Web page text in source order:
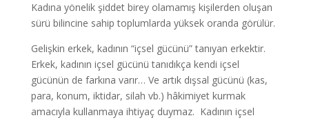
Kadına yönelik şiddet birey olamamış kişilerden oluşan
sürü bilincine sahip toplumlarda yüksek oranda görülür.
Gelişkin erkek, kadının “içsel gücünü” tanıyan erkektir.
Erkek, kadının içsel gücünü tanıdıkça kendi içsel
gücünün de farkına varır… Ve artık dışsal gücünü (kas,
para, konum, iktidar, silah vb.) hâkimiyet kurmak
amacıyla kullanmaya ihtiyaç duymaz. Kadının içsel